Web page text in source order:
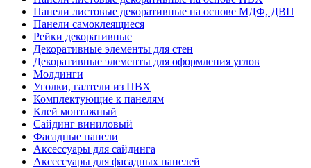
Панели листовые декоративные на основе МДФ, ДВП
Панели самоклеящиеся
Рейки декоративные
Декоративные элементы для стен
Декоративные элементы для оформления углов
Молдинги
Уголки, галтели из ПВХ
Комплектующие к панелям
Клей монтажный
Сайдинг виниловый
Фасадные панели
Аксессуары для сайдинга
Аксессуары для фасадных панелей